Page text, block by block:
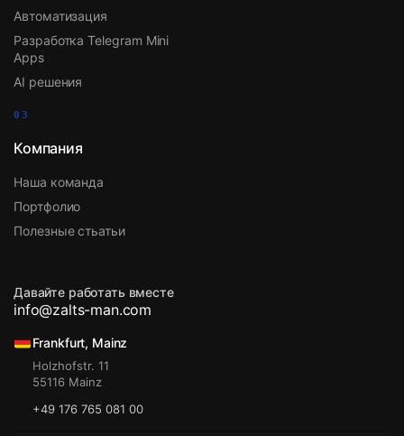
Автоматизация
Разработка Telegram Mini
Apps
AI решения
03
Компания
Наша команда
Портфолио
Полезные стьатьи
Давайте работать вместе
info@zalts-man.com
Frankfurt, Mainz
Holzhofstr. 11
55116 Mainz
+49 176 765 081 00